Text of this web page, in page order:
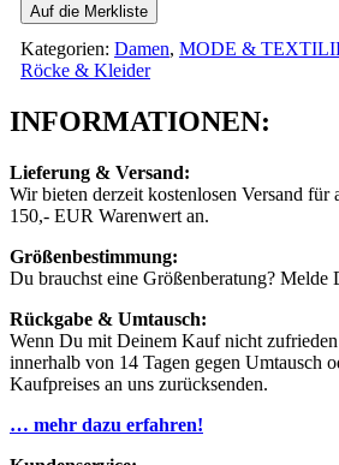
Auf die Merkliste
Kategorien: Damen, MODE &
Röcke & Kleider
INFORMATIONEN:
Lieferung & Versand:
Wir bieten derzeit kostenlosen Versand für
150,- EUR Warenwert an.
Größenbestimmung:
Du brauchst eine Größenberatung? Melde
Rückgabe & Umtausch:
Wenn Du mit Deinem Kauf nicht
innerhalb von 14 Tagen gegen Umtausch
Kaufpreises an uns zurücksenden.
… mehr dazu erfahren!